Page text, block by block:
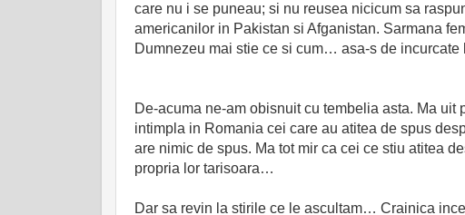
care nu i se puneau; si nu reusea nicicum sa
americanilor in Pakistan si Afganistan. Sarmana
Dumnezeu mai stie ce si cum… asa-s de incurcate
De-acuma ne-am obisnuit cu tembelia asta. Ma
intimpla in Romania cei care au atitea de spus
are nimic de spus. Ma tot mir ca cei ce stiu atitea
propria lor tarisoara…
Dar sa revin la stirile ce le ascultam… Crainica